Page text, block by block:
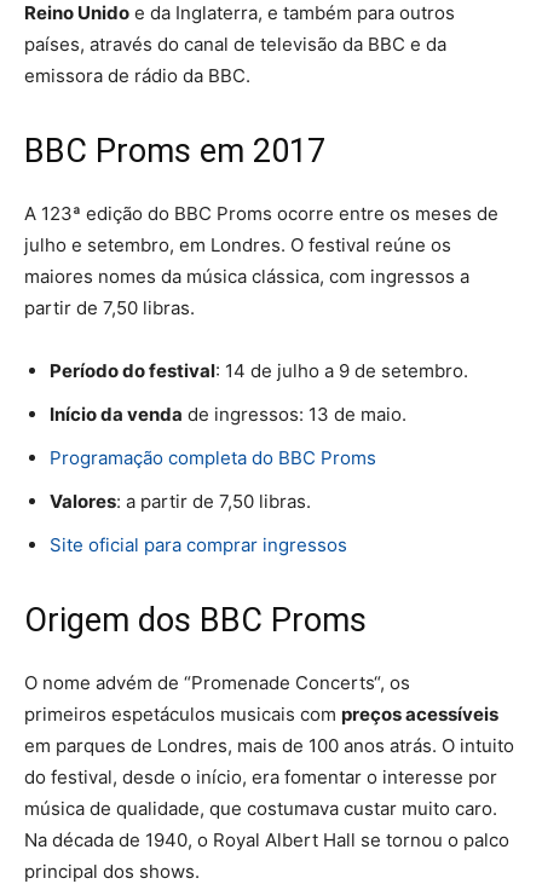
Reino Unido e da Inglaterra, e também para outros
países, através do canal de televisão da BBC e da
emissora de rádio da BBC.
BBC Proms em 2017
A 123ª edição do BBC Proms ocorre entre os meses de
julho e setembro, em Londres. O festival reúne os
maiores nomes da música clássica, com ingressos a
partir de 7,50 libras.
Período do festival: 14 de julho a 9 de setembro.
Início da venda de ingressos: 13 de maio.
Programação completa do BBC Proms
Valores: a partir de 7,50 libras.
Site oficial para comprar ingressos
Origem dos BBC Proms
O nome advém de “Promenade Concerts“, os
primeiros espetáculos musicais com preços acessíveis
em parques de Londres, mais de 100 anos atrás. O intuito
do festival, desde o início, era fomentar o interesse por
música de qualidade, que costumava custar muito caro.
Na década de 1940, o Royal Albert Hall se tornou o palco
principal dos shows.